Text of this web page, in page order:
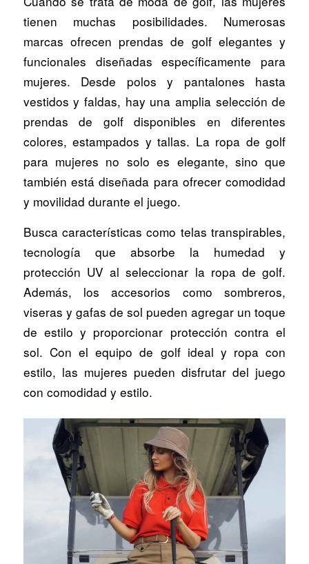
tienen muchas posibilidades. Numerosas
marcas ofrecen prendas de golf elegantes y
funcionales diseñadas específicamente para
mujeres. Desde polos y pantalones hasta
vestidos y faldas, hay una amplia selección de
prendas de golf disponibles en diferentes
colores, estampados y tallas. La ropa de golf
para mujeres no solo es elegante, sino que
también está diseñada para ofrecer comodidad
y movilidad durante el juego.
Busca características como telas transpirables,
tecnología que absorbe la humedad y
protección UV al seleccionar la ropa de golf.
Además, los accesorios como sombreros,
viseras y gafas de sol pueden agregar un toque
de estilo y proporcionar protección contra el
sol. Con el equipo de golf ideal y ropa con
estilo, las mujeres pueden disfrutar del juego
con comodidad y estilo.